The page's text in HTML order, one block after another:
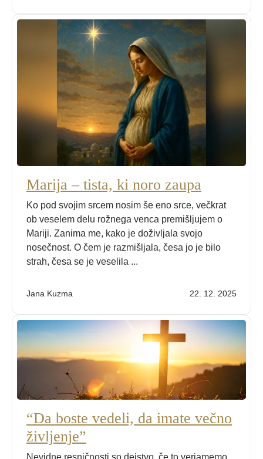
Marija – tista, ki noro zaupa
Ko pod svojim srcem nosim še eno srce, večkrat
ob veselem delu rožnega venca premišljujem o
Mariji. Zanima me, kako je doživljala svojo
nosečnost. O čem je razmišljala, česa jo je bilo
strah, česa se je veselila ...
Jana Kuzma 22. 12. 2025
“Da boste vedeli, da imate večno
življenje”